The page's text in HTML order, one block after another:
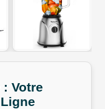
: Votre
Ligne